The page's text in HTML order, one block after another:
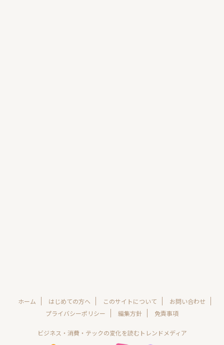
ホーム はじめての方へ このサイトについて
お問い合わせ
プライバシーポリシー
編集方針 免責事項
ビジネス・消費・テックの変化を読むトレンドメディア